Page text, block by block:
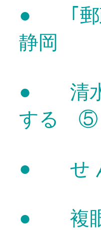
●
｢郵
静岡
●
清
する ⑤
● せ
●
複